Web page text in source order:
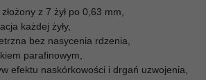
z 7 żył po 0,63 mm,
każdej żyły,
bez nasycenia rdzenia,
parafinowym,
efektu naskórkowości i drgań uzwojenia,